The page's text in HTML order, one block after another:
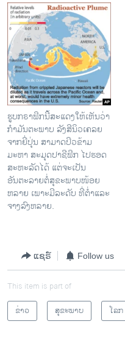
ຮູບກຣາຟິກນີ້ສະແດງໃຫ້ເຫັນວ່າ
ກໍາມັນຕະພາບ ລັງສີນິວເຄລຍ
ຈາກຍີ່ປຸ່ນ ສາມາດປິວຂ້າມ
ມະຫາ ສະມຸດປາຊີຟິກ ໄປຮອດ
ສະຫະລັດໄດ້ ແຕ່ຈະເປັນ
ອັນຕະລາຍຕໍ່ສຸຂະພາບໜ້ອຍ
ຫລາຍ ເພາະມີລະດັບ ທີ່ຕໍ່າແລະ
ຈາງລົງຫລາຍ.
ແຊຣ໌ Follow us
This item is part of
ຂ່າວ
ສຸຂະພາບ ໂລກ